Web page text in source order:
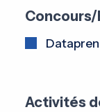
Activités